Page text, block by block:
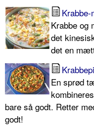
Krabbe og
det
det en
En sprød
bare så godt. Retter
godt!